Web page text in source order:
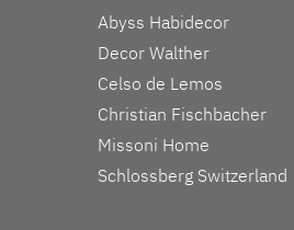
Abyss Habidecor
Decor Walther
Celso de Lemos
Christian Fischbacher
Missoni Home
Schlossberg Switzerland